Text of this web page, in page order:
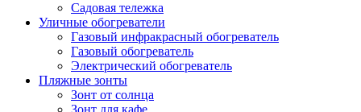
Садовая тележка
Уличные обогреватели
Газовый инфракрасный обогреватель
Газовый обогреватель
Электрический обогреватель
Пляжные зонты
Зонт от солнца
Зонт для кафе